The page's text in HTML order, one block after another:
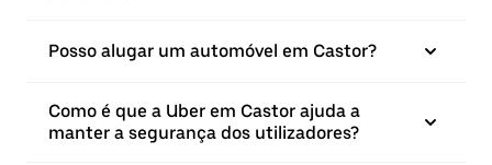
Posso alugar um automóvel em Castor?
Como é que a Uber em Castor ajuda a
manter a segurança dos utilizadores?